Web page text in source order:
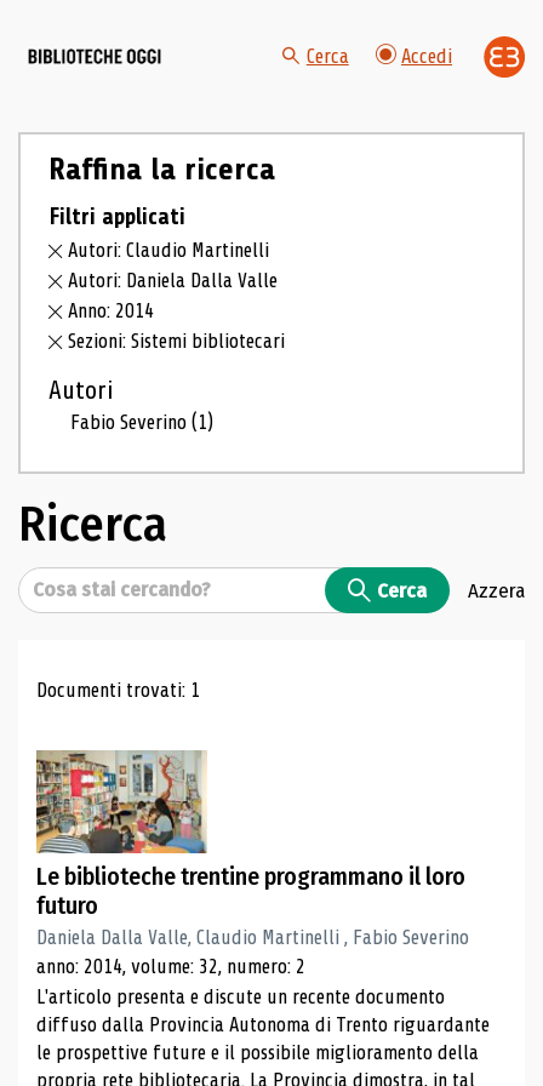
Cerca Accedi
Raffina la ricerca
Filtri applicati
Autori: Claudio Martinelli
Autori: Daniela Dalla Valle
Anno: 2014
Sezioni: Sistemi bibliotecari
Autori
Fabio Severino(1)
Ricerca
Cerca Cerca Azzera
Risultati di ricerca
Documenti trovati: 1
Le biblioteche trentine programmano il loro
futuro
Daniela Dalla Valle, Claudio Martinelli , Fabio Severino
anno: 2014, volume: 32, numero: 2
L'articolo presenta e discute un recente documento
diffuso dalla Provincia Autonoma di Trento riguardante
le prospettive future e il possibile miglioramento della
propria rete bibliotecaria. La Provincia dimostra, in tal